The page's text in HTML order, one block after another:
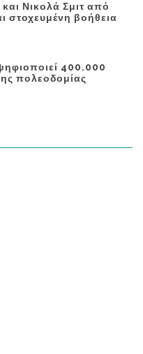
Νικολά Σμιτ από
στοχευμένη βοήθεια
400.000
πολεοδομίας